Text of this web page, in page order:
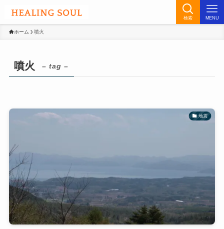
検索 MENU
ホーム 噴火
噴火 – tag –
地震